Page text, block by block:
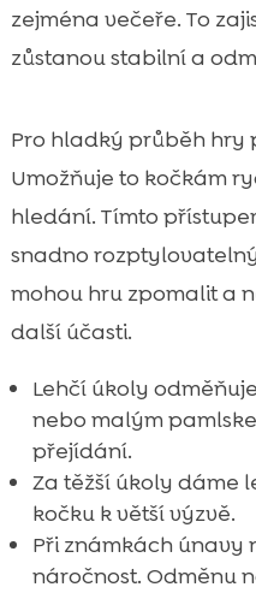
zejména večeře. To
zůstanou stabilní a
Pro hladký průběh hry
Umožňuje to kočkám
hledání. Tímto
snadno
mohou hru zpomalit a
další účasti.
Lehčí úkoly
nebo malým
přejídání.
Za těžší úkoly dáme
kočku k větší výzvě.
Při známkách únavy
náročnost. Odměnu